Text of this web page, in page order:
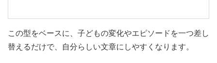
この型をベースに、子どもの変化やエピソードを一つ差し
替えるだけで、自分らしい文章にしやすくなります。